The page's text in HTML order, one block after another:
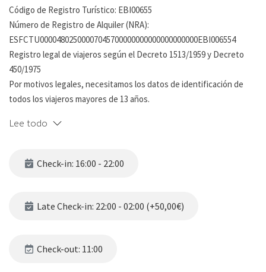
Código de Registro Turístico: EBI00655
Número de Registro de Alquiler (NRA):
ESFCTU00004802500007045700000000000000000000EBI006554
Registro legal de viajeros según el Decreto 1513/1959 y Decreto
450/1975
Por motivos legales, necesitamos los datos de identificación de
todos los viajeros mayores de 13 años.
antes de la llegada.
en la cancelación de la reserva sin reembolso.
nuestra plataforma de check-in online. Este depósito se gestionará
temporalmente.
Lee todo
Check-in: 16:00 - 22:00
Late Check-in: 22:00 - 02:00 (+50,00€)
Check-out: 11:00